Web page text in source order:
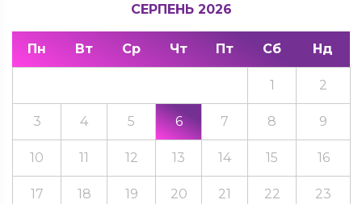
СЕРПЕНЬ 2026
Пн Вт Ср Чт Пт Сб Нд
1 2
3 4 5 6 7 8 9
10 11 12 13 14 15 16
17 18 19 20 21 22 23